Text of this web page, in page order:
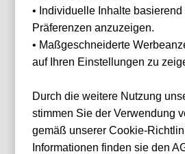
• Individuelle Inhalte basierend
Präferenzen anzuzeigen.
• Maßgeschneiderte
auf Ihren Einstellungen zu
Durch die weitere Nutzung
stimmen Sie der Verwendung
gemäß unserer Cookie-
Informationen finden sie den